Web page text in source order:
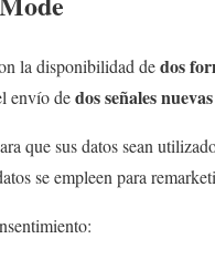
la disponibilidad dedos
envío dedos señales
que sus datos sean
se empleen para